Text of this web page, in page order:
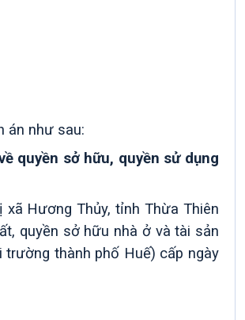
án như sau:
quyền sở hữu, quyền sử dụng
Hương Thủy, tỉnh Thừa Thiên
quyền sở hữu nhà ở và tài sản
thành phố Huế) cấp ngày